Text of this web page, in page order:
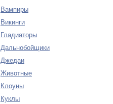
Вампиры
Викинги
Гладиаторы
Дальнобойщики
Джедаи
Животные
Клоуны
Куклы